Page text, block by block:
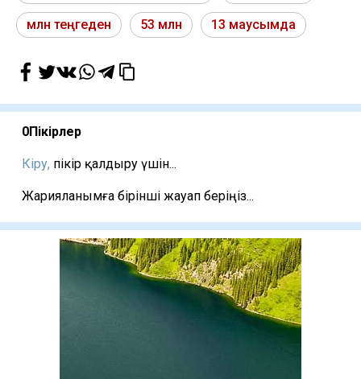
млн теңгеден 53 млн 13 маусымда
0Пікірлер
Кіру, пікір қалдыру үшін...
Жарияланымға бірінші жауап беріңіз...